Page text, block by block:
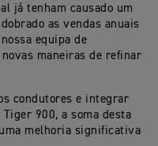
já tenham causado um
as vendas anuais
equipa de
maneiras de refinar
condutores e integrar
900, a soma desta
melhoria significativa